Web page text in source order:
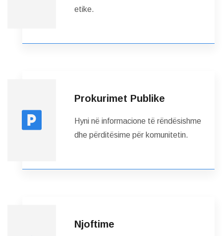
etike.
Prokurimet Publike
Hyni në informacione të rëndësishme
dhe përditësime për komunitetin.
Njoftime